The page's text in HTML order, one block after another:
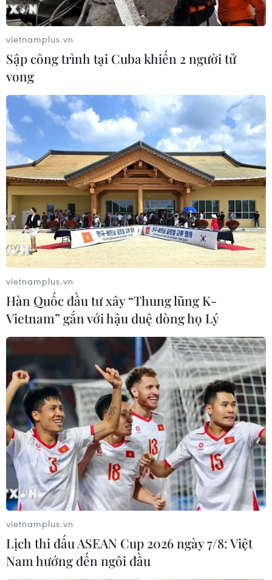
vietnamplus.vn
Sập công trình tại Cuba khiến 2 người tử
vong
vietnamplus.vn
Hàn Quốc đầu tư xây “Thung lũng K-
Vietnam” gắn với hậu duệ dòng họ Lý
vietnamplus.vn
Lịch thi đấu ASEAN Cup 2026 ngày 7/8: Việt
Nam hướng đến ngôi đầu